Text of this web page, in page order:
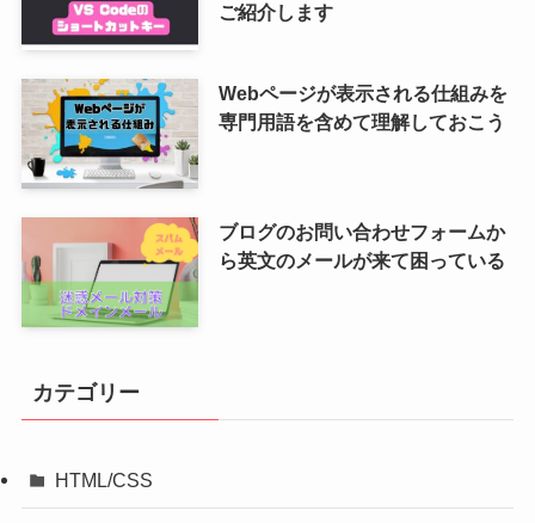
ご紹介します
Webページが表示される仕組みを
専門用語を含めて理解しておこう
ブログのお問い合わせフォームか
ら英文のメールが来て困っている
カテゴリー
HTML/CSS